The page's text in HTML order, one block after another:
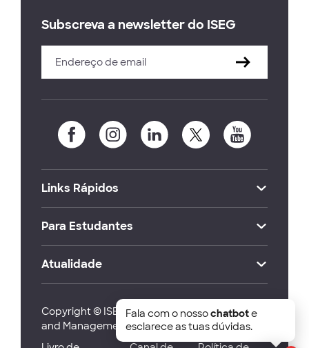
Subscreva a newsletter do ISEG
Links Rápidos
Para Estudantes
Atualidade
Copyright © ISEG Lisbon School of Economics
and Management 2026
Fala com o nossochatbote
esclarece as tuas dúvidas.